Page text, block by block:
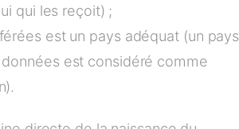
qui les reçoit) ;
est un pays adéquat (un pays
est considéré comme